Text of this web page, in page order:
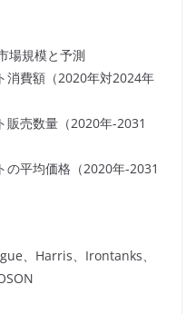
場規模と予測
消費額（2020年対2024年
販売数量（2020年-2031
の平均価格（2020年-2031
、Harris、Irontanks、